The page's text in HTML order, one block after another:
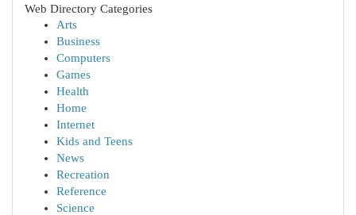
Web Directory Categories
Arts
Business
Computers
Games
Health
Home
Internet
Kids and Teens
News
Recreation
Reference
Science